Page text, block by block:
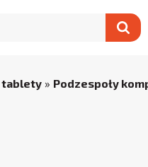
tablety » Podzespoły